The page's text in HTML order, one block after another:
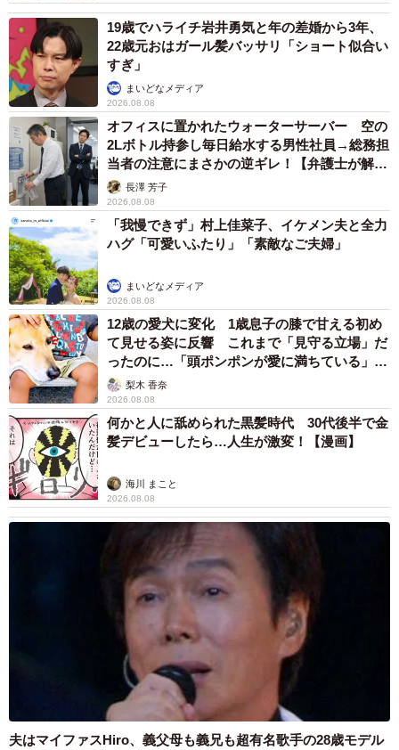
19歳でハライチ岩井勇気と年の差婚から3年、
22歳元おはガール髪バッサリ「ショート似合い
すぎ」
まいどなメディア
2026.08.08
オフィスに置かれたウォーターサーバー 空の
2Lボトル持参し毎日給水する男性社員→総務担
当者の注意にまさかの逆ギレ！【弁護士が解
説】長澤 芳子
2026.08.08
「我慢できず」村上佳菜子、イケメン夫と全力
ハグ「可愛いふたり」「素敵なご夫婦」
まいどなメディア
2026.08.08
12歳の愛犬に変化 1歳息子の膝で甘える初め
て見せる姿に反響 これまで「見守る立場」だ
ったのに…「頭ポンポンが愛に満ちている」
「尊…」
梨木 香奈
2026.08.08
何かと人に舐められた黒髪時代 30代後半で金
髪デビューしたら…人生が激変！【漫画】
海川 まこと
2026.08.08
夫はマイファスHiro、義父母も義兄も超有名歌手の28歳モデル